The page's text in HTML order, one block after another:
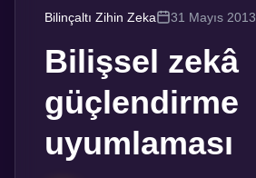
Bilinçaltı Zihin Zeka 31 Mayıs 2013
Bilişsel zekâ
güçlendirme
uyumlaması